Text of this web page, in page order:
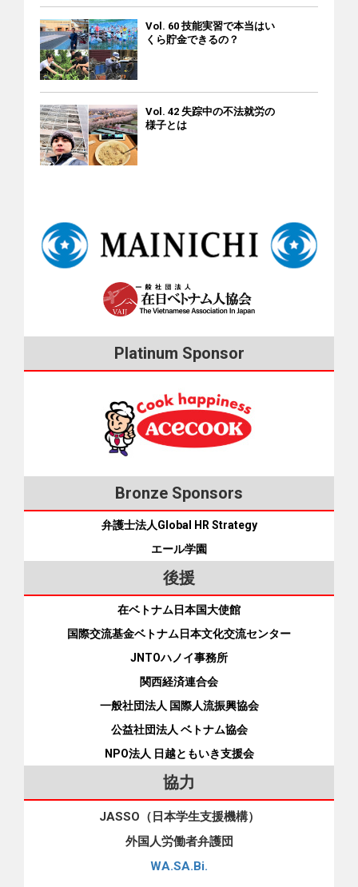
交流協会などの窓口リスト（全県） このコーナーでは、日本
全国の都道府県（地方自治体）や国際交流協会などによる外
国人向け相談窓口のリスト（ベトナム語版、日本語版）をご
紹介します。 あなたのお住まいの都道府県名（日本語とアル
地域の相談窓口の一覧表が現れます。ベトナム語で相談でき
る窓口には赤い文字で「ベトナム語」と記されています。ま
た、出てきた表の中の青いURLをクリックすると、その相談
窓口のウェブサイトにつながります。 地域別：国際交流協会
越ともいき支援会」は行き場のなくなったベトナム人を保護
し、食料も提供しています。私たちもここに住ませてもら
い、代表の吉水慈豊さん（通称・りえさん）に今後のことを
相談しました。 その結果、私たちは雇用維持支援を目的とす
これは、新型コロナの影響で失業した技能実習生などのため
の在留資格で、特定技能外国人を目指すことが条件です。 こ
の在留資格を取ると、最長1年間フルタイムで働けます。その
留資格を「技能実習」から「特定活動」に変更するための申
請書を4月1日に東京入管に出しました。その際、支援会が、
私が事実上解雇された経緯を書いた書類を作成し入管に出し
てくれました。 [iconpress id="local_1803" title="external link"
style="color:#525252; font-size:22px;" ] 日越ともいき支援会 入
島の会社に私の退職の経緯を確認しました。すると、会社は
「特定技能になるために技能実習をやめたというのは本当で
すか？ あなたが技能実習をやめた理由を書いて提出してくだ
さい」と問い合わせがありました。 私は「会社と監理団体か
違いだ」などと書いた説明文を入管に提出しました。 レスト
調理の手伝いをしています。今はアルバイトですが、7月に
JLPT・N４を受け、近いうちに外食の技能試験も受けます。
合格したら特定技能の在留資格を申請します。 ポイント：退
（右）と談笑〈2021年7月〉 会社が決めた禁止事項を破った
からといって、どのような場合でも解雇できるわけではあり
ません。労働契約法は解雇について制限を設けており、技能
事由（理由）がある場合」でなければ解雇を行うことができ
ないと定めています。よほどの理由がなければ、本人の意に
反して技能実習をやめさせることはできません。 また、外
出・外泊のルールについて、技能実習法は「技能実習生の外
出その他の私生活の自由を不当に制限してはならない」と定
めています。新型コロナで移動制限を呼びかけるのはよいと
しても、県外への移動を一切禁止し、破ったからといって解
雇まですることに合法性があるかどうかは疑問です。 意に反
して技能実習をやめさせられそうになったら、必ず外国人技
った事情をよく聞いたうえで、外国人技能実習機構
（OTIT）・監理団体・受入企業の3者と協議し、その人を元の
実習先（職場）に戻すか新しい実習先を探してもらうように
調整します。 無料の日本語授業 支援会の日本語授業 雇用維持
支援の「特定活動」は特定技能外国人になることを前提とし
た在留資格です。特定技能外国人になるには日本語能力試験
（JLPT）N４以上と希望職種の技能試験の合格が必要です。
支援会は保護したベトナム人らの試験勉強も支援していま
験の勉強は、先に合格した先輩ベトナム人たちが週末に教え
に来てくれます。 2021年は日本語の無償授業を毎日3時間行
い、JLPTの模擬試験も毎週行ってきました。特定技能を目指
す元実習生や元留学生たちは、授業以外にも毎日数時間、自
分で勉強しています。 就職サポート 一方、保護しているベト
けますが、支援会は紹介料を一切取りません。 彼らの多く
や技能試験に合格すると「特定活動」から「特定技能」に在
留資格を変更します。特定技能外国人は最長5年間、日本で働
日越ともいき支援会は2021年7月15日現在、26人のベトナム
人を保護しています。 代表の吉水慈豊さん（52）の父（前住
職）はベトナム人僧侶の日本留学支援を1963年から続け、寺
の離れに住まわせてきました。2011年の東日本大震災では、
被災した86人のベトナム人を１カ月間保護し、その後も、困
窮者を寺に一時的に住まわせる対応を続けてきました。 技能
実習生（左）の職場変更のために新しい会社と交渉する吉水
ったベトナム人の支援を数年前から本格的に続けています。
実習先の会社で不当な扱いを受けて困っている技能実習生を
家と協議しながら、受入企業や監理団体、OTIT、学校などと
交渉し、解決を目指します。2019年度の支援実績（関係先と
交渉した案件数）は218人、保護実績は46人。2020年度は支
援会】 ◇電話：03-6435-6644 ◇住所：〒105-0011東京都港
事：吉水慈豊（※電話に出た人に「りえさんをお願いします」
と言うと、つないでくれます。）
550㍍。 ベトナム寺（神奈川県） 2010年に開設され、創始者
が亡くなった後、2018年からはティック・ニュアン・アン僧
侶とティック・ヌー・ゾイ・バオ 僧侶が管理・運営をしてい
ます。ベトナム寺でも正月や旧正月、花祭り、盂蘭盆会など
日本人向けに仏教入門や座禅、ヨガ、ベトナム語、日本語な
どの指導を行ってきました（現在はコロナ禍のため休止
中）。 さらに、妊娠などベトナム人の悩みの相談、親が亡く
なったのに新型コロナの影響で帰国できない人の支援、日本
style="color:#525252; font-size:22px;" ] 「ベトナム寺」の
Facebookページ ベトナム寺 所在地 神奈川県愛川町半原4889-
年に設立されました。ベトナム人コミュニティを育み、ベト
ナムの国民文化を守る場所として活動しています。正月と旧
正月、花祭り、盂蘭盆会などの年間行事以外に毎月・第１日
曜日の修行も行っています。 また、さまざまな組織と協力し
て、困窮しているベトナム人技能実習生や留学生に食料を提
供したり、必要な法的手続きに関するアドバイスを行ったり
しています。2020年1月には、約1,000名参加のチャリティ
影響で困っているベトナム人たちに計約300㎏の米を配りまし
た。 [iconpress id="local_1803" title="external link"
style="color:#525252; font-size:22px;" ] 「精進寺」のFacebook
松駅前から37番バスで「西ノ平」下車（30分以上乗車）。そ
こから約550㍍。またはJR舞阪駅からタクシーで15分。
Vol. 60 技能実習で本当はい
くら貯金できるの？
Vol. 42 失踪中の不法就労の
様子とは
Platinum Sponsor
Bronze Sponsors
弁護士法人Global HR Strategy
エール学園
後援
在ベトナム日本国大使館
国際交流基金ベトナム日本文化交流センター
JNTOハノイ事務所
関西経済連合会
一般社団法人 国際人流振興協会
公益社団法人 ベトナム協会
NPO法人 日越ともいき支援会
協力
JASSO（日本学生支援機構）
外国人労働者弁護団
WA.SA.Bi.